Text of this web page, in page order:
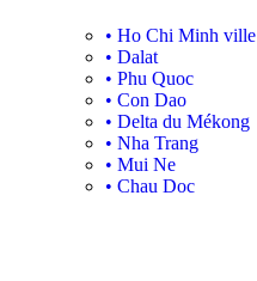
• Ho Chi Minh ville
• Dalat
• Phu Quoc
• Con Dao
• Delta du Mékong
• Nha Trang
• Mui Ne
• Chau Doc